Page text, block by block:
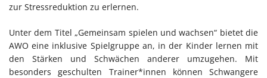
zur Stressreduktion zu erlernen.
Unter dem Titel „Gemeinsam spielen und wachsen“ bietet die
AWO eine inklusive Spielgruppe an, in der Kinder lernen mit
den Stärken und Schwächen anderer umzugehen. Mit
besonders geschulten Trainer*innen können Schwangere